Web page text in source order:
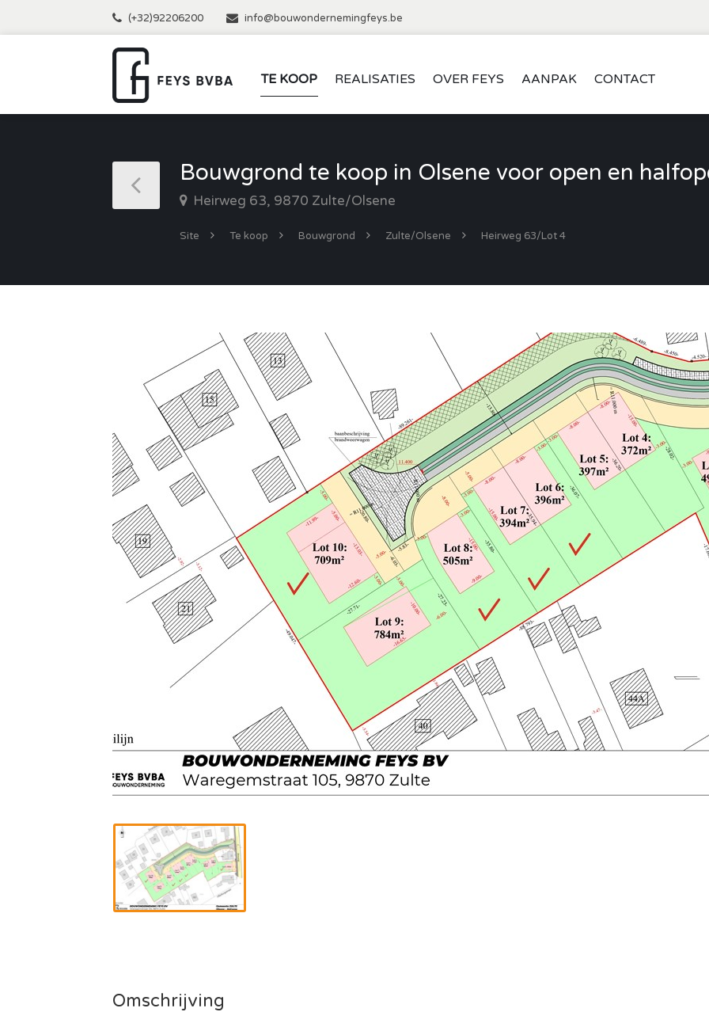
(+32)92206200 info@bouwondernemingfeys.be
TE KOOP REALISATIES OVER FEYS AANPAK CONTACT
Bouwgrond te koop in Olsene voor open en
Heirweg 63, 9870 Zulte/Olsene
Site Te koop Bouwgrond Zulte/Olsene Heirweg 63/Lot 4
Omschrijving